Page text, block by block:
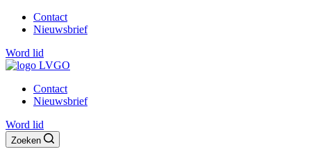
Contact
Nieuwsbrief
Word lid
Contact
Nieuwsbrief
Word lid
Zoeken